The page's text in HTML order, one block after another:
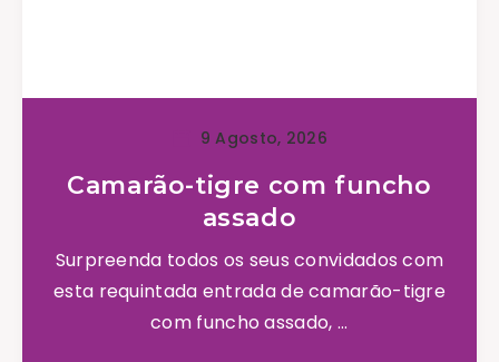
9 Agosto, 2026
Camarão-tigre com funcho
assado
Surpreenda todos os seus convidados com
esta requintada entrada de camarão-tigre
com funcho assado, ...